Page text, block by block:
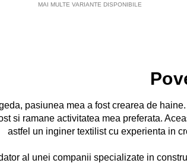
MAI MULTE VARIANTE DISPONIBILE
pasiunea mea a fost crearea de
si ramane activitatea mea preferata.
astfel un inginer textilist cu experienta in
al unei companii specializate in